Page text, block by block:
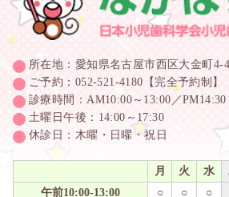
所在地：愛知県名古屋市西区大金町4-
ご予約：052-521-4180【完全予約制】
診療時間：AM10:00～13:00／PM14:30
土曜日午後：14:00～17:30
休診日：木曜・日曜・祝日
月 火 水
午前10:00-13:00
○ ○ ○